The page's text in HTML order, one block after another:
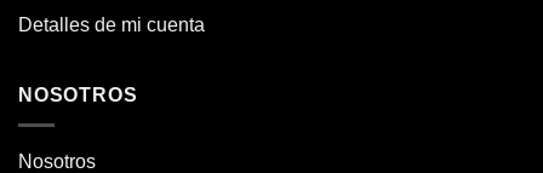
Detalles de mi cuenta
NOSOTROS
Nosotros